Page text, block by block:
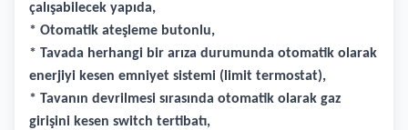
çalışabilecek yapıda,
* Otomatik ateşleme butonlu,
* Tavada herhangi bir arıza durumunda otomatik olarak
enerjiyi kesen emniyet sistemi (limit termostat),
* Tavanın devrilmesi sırasında otomatik olarak gaz
girişini kesen switch tertibatı,